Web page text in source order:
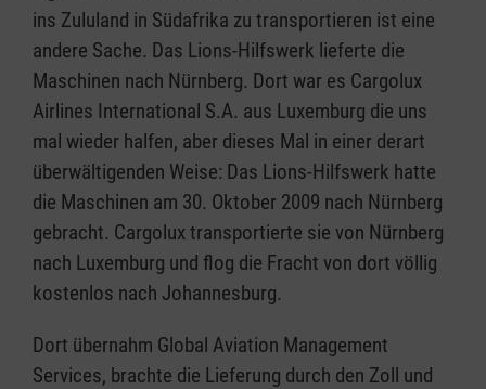
ins Zululand in Südafrika zu transportieren ist eine
andere Sache. Das Lions-Hilfswerk lieferte die
Maschinen nach Nürnberg. Dort war es Cargolux
Airlines International S.A. aus Luxemburg die uns
mal wieder halfen, aber dieses Mal in einer derart
überwältigenden Weise: Das Lions-Hilfswerk hatte
die Maschinen am 30. Oktober 2009 nach Nürnberg
gebracht. Cargolux transportierte sie von Nürnberg
nach Luxemburg und flog die Fracht von dort völlig
kostenlos nach Johannesburg.
Dort übernahm Global Aviation Management
Services, brachte die Lieferung durch den Zoll und